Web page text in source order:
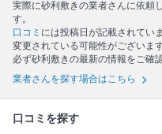
実際に砂利敷きの業者さんに依頼
す。
口コミ には投稿日が記載されてい
変更されている可能性がございます
必ず砂利敷きの最新の情報をご確
業者さんを探す場合はこちら
口コミを探す